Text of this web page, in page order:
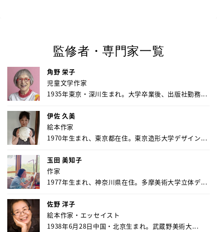
監修者・専門家一覧
角野 栄子
児童文学作家
1935年東京・深川生まれ。大学卒業後、出版社勤務...
伊佐 久美
絵本作家
1970年生まれ、東京都在住。東京造形大学デザイン...
玉田 美知子
作家
1977年生まれ、神奈川県在住。多摩美術大学立体デ...
佐野 洋子
絵本作家・エッセイスト
1938年6月28日中国・北京生まれ。武蔵野美術大...